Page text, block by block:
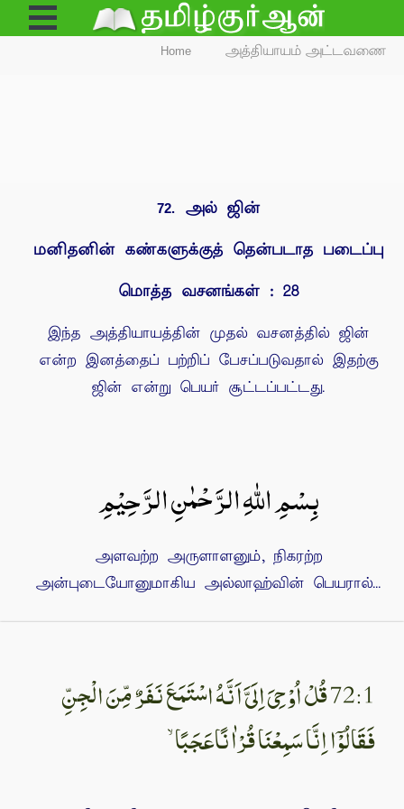
Open
Menu
Home அத்தியாயம் அட்டவணை
72. அல் ஜின்
மனிதனின் கண்களுக்குத் தென்படாத படைப்பு
மொத்த வசனங்கள் : 28
இந்த அத்தியாயத்தின் முதல் வசனத்தில் ஜின்
என்ற இனத்தைப் பற்றிப் பேசப்படுவதால் இதற்கு
ஜின் என்று பெயர் சூட்டப்பட்டது.
بِسْمِ اللهِ الرَّحْمٰنِ الرَّحِيْمِ
அளவற்ற அருளாளனும், நிகரற்ற
அன்புடையோனுமாகிய அல்லாஹ்வின் பெயரால்...
72:1 قُلْ اُوْحِىَ اِلَىَّ اَنَّهُ اسْتَمَعَ نَفَرٌ مِّنَ الْجِنِّ
فَقَالُوْۤا اِنَّا سَمِعْنَا قُرْاٰنًاعَجَبًا ۙ‏